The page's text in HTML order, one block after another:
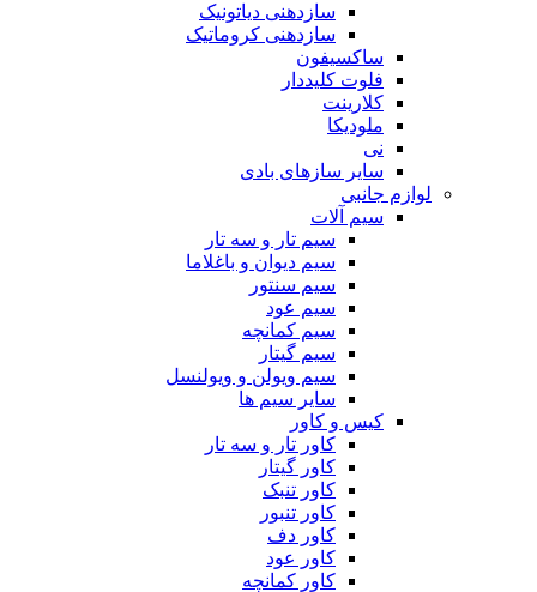
سازدهنی دیاتونیک
سازدهنی کروماتیک
ساکسیفون
فلوت کلیددار
کلارینت
ملودیکا
نی
سایر سازهای بادی
لوازم جانبی
سیم آلات
سیم تار و سه تار
سیم دیوان و باغلاما
سیم سنتور
سیم عود
سیم کمانچه
سیم گیتار
سیم ویولن و ویولنسل
سایر سیم ها
کیس و کاور
کاور تار و سه تار
کاور گیتار
کاور تنبک
کاور تنبور
کاور دف
کاور عود
کاور کمانچه